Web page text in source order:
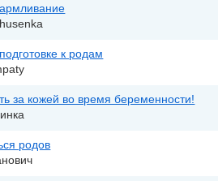
к родам
за кожей во время беременности!
родов